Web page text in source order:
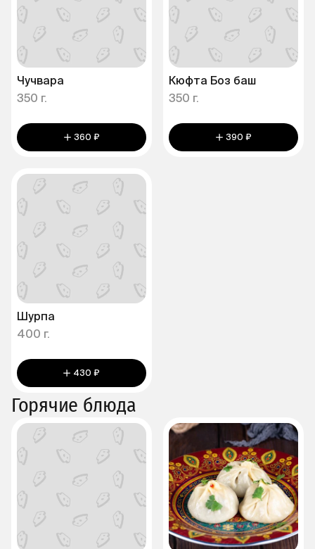
Чучвара
350 г.
360 ₽
Кюфта Боз баш
350 г.
390 ₽
Шурпа
400 г.
430 ₽
Горячие блюда